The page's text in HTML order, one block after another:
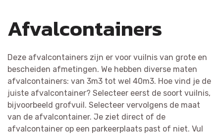
Afvalcontainers
Deze afvalcontainers zijn er voor vuilnis van grote en
bescheiden afmetingen. We hebben diverse maten
afvalcontainers: van 3m3 tot wel 40m3. Hoe vind je de
juiste afvalcontainer? Selecteer eerst de soort vuilnis,
bijvoorbeeld grofvuil. Selecteer vervolgens de maat
van de afvalcontainer. Je ziet direct of de
afvalcontainer op een parkeerplaats past of niet. Vul